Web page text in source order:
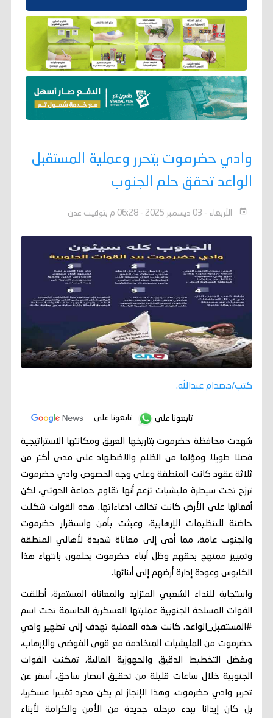
‏وادي حضرموت يتحرر وعملية المستقبل
الواعد تحقق حلم الجنوب
الأربعاء - 03 ديسمبر 2025 - 06:28 م بتوقيت عدن
كتب/د.صدام عبدالله.
تابعونا على تابعونا على
شهدت محافظة حضرموت بتاريخها العريق ومكانتها الاستراتيجية
فصلا طويلا ومؤلما من الظلم والاضطهاد على مدى أكثر من
ثلاثة عقود كانت المنطقة وعلى وجه الخصوص وادي حضرموت
ترزح تحت سيطرة مليشيات تزعم أنها تقاوم جماعة الحوثي، لكن
أفعالها على الأرض كانت تخالف ادعاءاتها. هذه القوات شكلت
حاضنة للتنظيمات الإرهابية، وعبثت بأمن واستقرار حضرموت
والجنوب عامة، مما أدى إلى معاناة شديدة لأهالي المنطقة
وتمييز ممنهج بحقهم وظل أبناء حضرموت يحلمون بانتهاء هذا
الكابوس وعودة إدارة أرضهم إلى أبنائها.
واستجابة للنداء الشعبي المتزايد والمعاناة المستمرة، أطلقت
القوات المسلحة الجنوبية عمليتها العسكرية الحاسمة تحت اسم
‎#المستقبل_الواعد. كانت هذه العملية تهدف إلى تطهير وادي
حضرموت من المليشيات المتخادمة مع قوى الفوضى والإرهاب،
وبفضل التخطيط الدقيق والجهوزية العالية، تمكنت القوات
الجنوبية خلال ساعات قليلة من تحقيق انتصار ساحق، أسفر عن
تحرير وادي حضرموت، وهذا الإنجاز لم يكن مجرد تغييرا عسكريا،
بل كان إيذانا ببدء مرحلة جديدة من الأمن والكرامة لأبناء